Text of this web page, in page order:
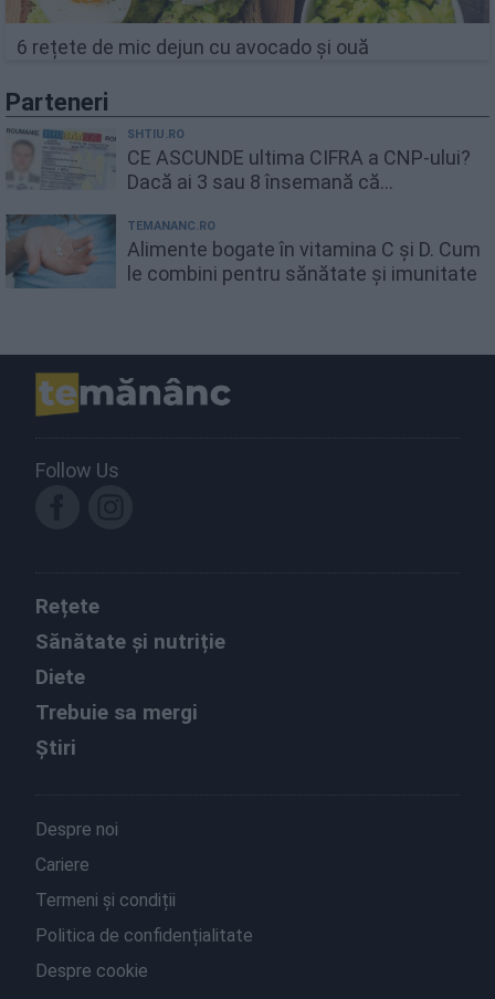
6 rețete de mic dejun cu avocado și ouă
Parteneri
SHTIU.RO
CE ASCUNDE ultima CIFRA a CNP-ului?
Dacă ai 3 sau 8 însemană că...
TEMANANC.RO
Alimente bogate în vitamina C și D. Cum
le combini pentru sănătate și imunitate
Follow Us
Rețete
Sănătate și nutriție
Diete
Trebuie sa mergi
Știri
Despre noi
Cariere
Termeni și condiții
Politica de confidențialitate
Despre cookie